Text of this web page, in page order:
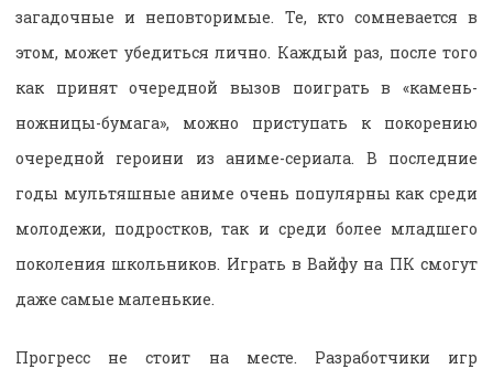
загадочные и неповторимые. Те, кто сомневается в
этом, может убедиться лично. Каждый раз, после того
как принят очередной вызов поиграть в «камень-
ножницы-бумага», можно приступать к покорению
очередной героини из аниме-сериала. В последние
годы мультяшные аниме очень популярны как среди
молодежи, подростков, так и среди более младшего
поколения школьников. Играть в Вайфу на ПК смогут
даже самые маленькие.
Прогресс не стоит на месте. Разработчики игр